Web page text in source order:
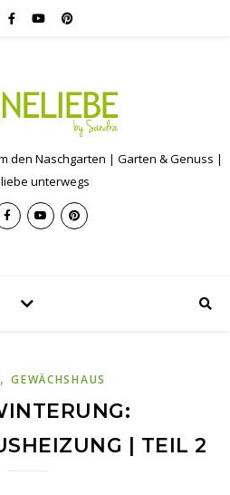
den Naschgarten | Garten & Genuss |
unterwegs
,GEWÄCHSHAUS
| TEIL 2